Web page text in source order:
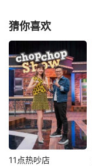
猜你喜欢
11点热吵店